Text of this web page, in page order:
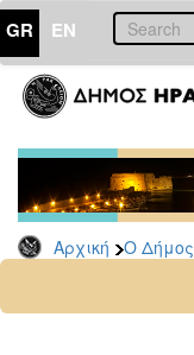
GR EN
Αρχική Ο Δήμος
ΔΗΜΟΣ
Δελτία
Τύπου
Αρχείο
2026
2024